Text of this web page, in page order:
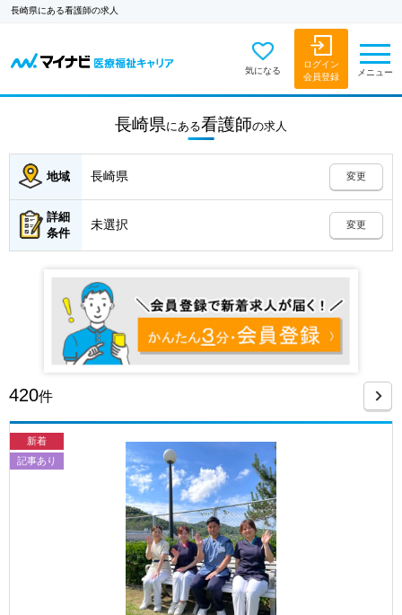
長崎県にある看護師の求人
気になる
ログイン
会員登録
メニュー
長崎県にある看護師の求人
地域 長崎県 変更
詳細
条件
未選択 変更
420件
新着
記事あり